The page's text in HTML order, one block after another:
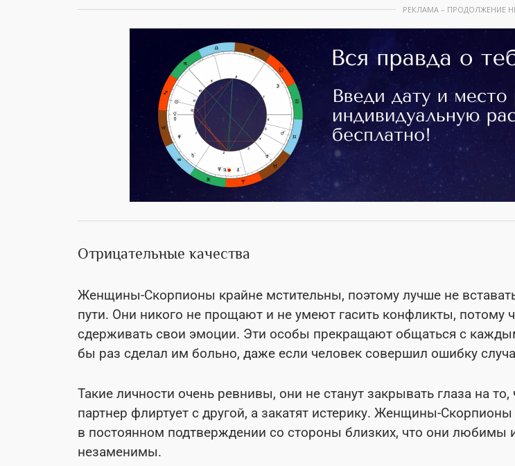
РЕКЛАМА – ПРОДОЛЖЕНИЕ
Отрицательные качества
Женщины-Скорпионы крайне мстительны, поэтому лучше не
пути. Они никого не прощают и не умеют гасить конфликты, потому
сдерживать свои эмоции. Эти особы прекращают общаться с
бы раз сделал им больно, даже если человек совершил ошибку
Такие личности очень ревнивы, они не станут закрывать глаза на то,
партнер флиртует с другой, а закатят истерику. Женщины-
в постоянном подтверждении со стороны близких, что они любимы
незаменимы.